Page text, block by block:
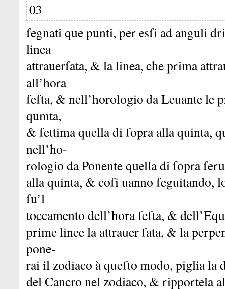
03
ſegnati que punti, per esſi ad anguli
linea
attrauerſata, & la linea, che prima
all’hora
ſeſta, & nell’horologio da Leuante le
qumta,
& ſettima quella di ſopra alla quinta,
nell’ho-
rologio da Ponente quella di ſopra
alla quinta, & coſi uanno ſeguitando,
ſu’l
toccamento dell’hora ſeſta, &
prime linee la attrauer ſata, & la
pone-
rai il zodiaco à queſto modo, piglia la
del Cancro nel zodiaco, & ripportela